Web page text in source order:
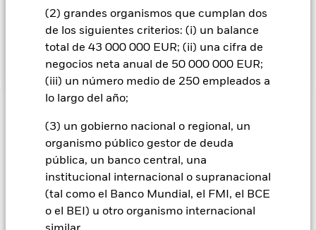
(2) grandes organismos que cumplan dos
de los siguientes criterios: (i) un balance
total de 43 000 000 EUR; (ii) una cifra de
negocios neta anual de 50 000 000 EUR;
(iii) un número medio de 250 empleados a
lo largo del año;
(3) un gobierno nacional o regional, un
organismo público gestor de deuda
pública, un banco central, una
institucional internacional o supranacional
(tal como el Banco Mundial, el FMI, el BCE
o el BEI) u otro organismo internacional
públicas de adquisición de empresas; operaciones de
escisión y separación de empresas (spinoffs y split-offs), y
cambios en la dirección corporativa."
de las inversiones y los ingresos derivados de ellas pueden
subir o bajar, y no están garantizados. Es posible que los
inversores no recuperen la cantidad invertida originalmente.
Todas las clases de acciones con cobertura de divisas de este
fondo utilizan derivados para cubrir el riesgo de divisas. El
uso de derivados para una clase de acciones podría conllevar
un posible riesgo de contagio (también denominado «spill-